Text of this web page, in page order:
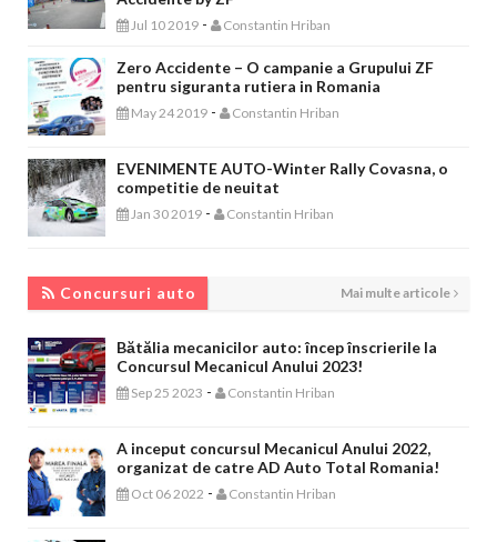
Jul 10 2019 - Constantin Hriban
Zero Accidente – O campanie a Grupului ZF
pentru siguranta rutiera in Romania
May 24 2019 - Constantin Hriban
EVENIMENTE AUTO-Winter Rally Covasna, o
competitie de neuitat
Jan 30 2019 - Constantin Hriban
Concursuri auto Mai multe articole
Bătălia mecanicilor auto: încep înscrierile la
Concursul Mecanicul Anului 2023!
Sep 25 2023 - Constantin Hriban
A inceput concursul Mecanicul Anului 2022,
organizat de catre AD Auto Total Romania!
Oct 06 2022 - Constantin Hriban